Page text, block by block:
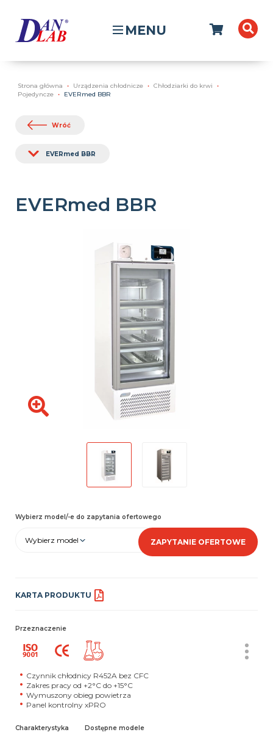
MENU
Strona główna Urządzenia chłodnicze
Chłodziarki do krwi
Pojedyncze
EVERmed BBR
Wróć
EVERmed BBR
EVERmed BBR
Wybierz model/-e do zapytania ofertowego
Wybierz model ZAPYTANIE OFERTOWE
KARTA PRODUKTU
Przeznaczenie
Czynnik chłodnicy R452A bez CFC
Zakres pracy od +2°C do +15°C
Wymuszony obieg powietrza
Panel kontrolny xPRO
Charakterystyka Dostępne modele